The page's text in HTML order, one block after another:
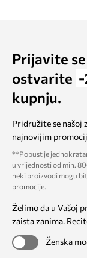
Prijavite
ostvarite
kupnju.
Pridružite se našoj
najnovijim
**Popust je
u vrijednosti od min.
neki proizvodi mogu
promocije.
Želimo da u Vašoj
zaista zanima.
Ženska